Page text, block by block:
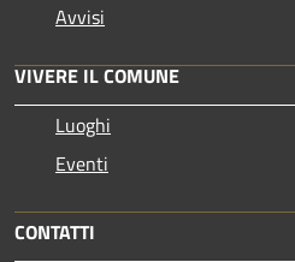
Avvisi
VIVERE IL COMUNE
Luoghi
Eventi
CONTATTI